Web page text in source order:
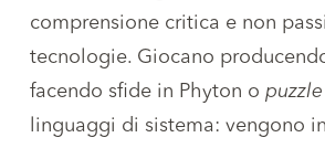
comprensione critica e non
tecnologie. Giocano
facendo sfide in Phyton o
linguaggi di sistema: vengono